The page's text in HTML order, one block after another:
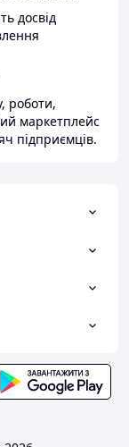
досвід
роботи,
маркетплейс
підприємців.